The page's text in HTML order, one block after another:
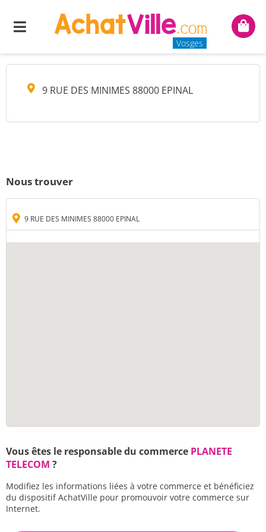
Menu
Vosges
Mon
PLANETE TELECOM
9 RUE DES MINIMES 88000 EPINAL
Nous trouver
9 RUE DES MINIMES 88000 EPINAL
Vous êtes le responsable du commerce PLANETE
TELECOM ?
Modifiez les informations liées à votre commerce et bénéficiez
du dispositif AchatVille pour promouvoir votre commerce sur
Internet.